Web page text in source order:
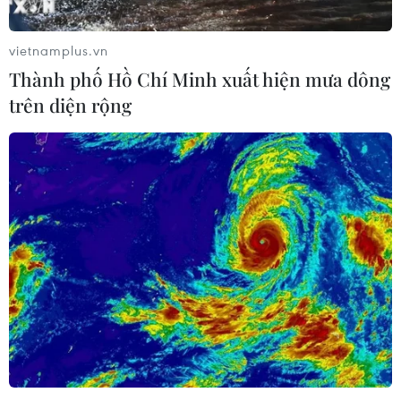
Hải Phòng điều chỉnh kịch bản tăng
trưởng, quyết tâm đạt GRDP 13%
09/08/2026 08:25
Bảo đảm an toàn hệ thống ngân
hàng và phát triển kinh tế số
09/08/2026 06:20
Trung Quốc công bố kế hoạch phát
triển ngành hàng không dân dụng
09/08/2026 05:12
vietnamplus.vn
Thành phố Hồ Chí Minh xuất hiện mưa dông
trên diện rộng